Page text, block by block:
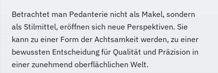
Betrachtet man Pedanterie nicht als Makel, sondern
als Stilmittel, eröffnen sich neue Perspektiven. Sie
kann zu einer Form der Achtsamkeit werden, zu einer
bewussten Entscheidung für Qualität und Präzision in
einer zunehmend oberflächlichen Welt.